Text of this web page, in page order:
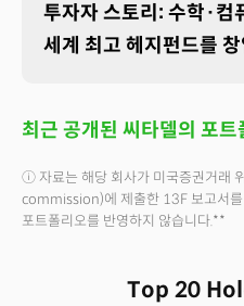
투자자 스토리: 수학·컴
세계 최고 헤지펀드를 창
최근 공개된 씨타델의 포트
ⓘ 자료는 해당 회사가 미국증권거래
commission)에 제출한 13F 보고서를
포트폴리오를 반영하지 않습니다.**
Top 20